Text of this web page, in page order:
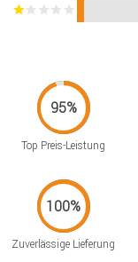
Top Preis-Leistung
Zuverlässige Lieferung